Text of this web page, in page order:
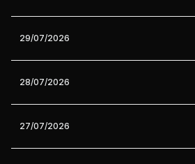
29/07/2026
28/07/2026
27/07/2026